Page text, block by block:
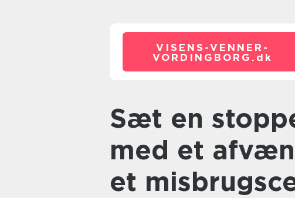
VISENS-VENNER-
VORDINGBORG. dk
Sæt en stopper for misbruget
med et
et